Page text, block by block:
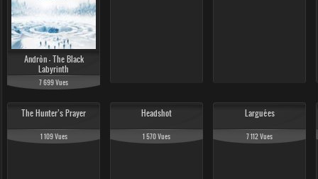
Andròn - The Black
Labyrinth
7 699 Vues
The Hunter’s Prayer
1 109 Vues
Headshot
1 570 Vues
Larguées
7 112 Vues